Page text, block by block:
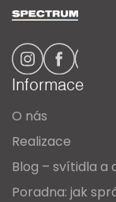
Informace
O nás
Realizace
Blog – svítidla a
Poradna: jak